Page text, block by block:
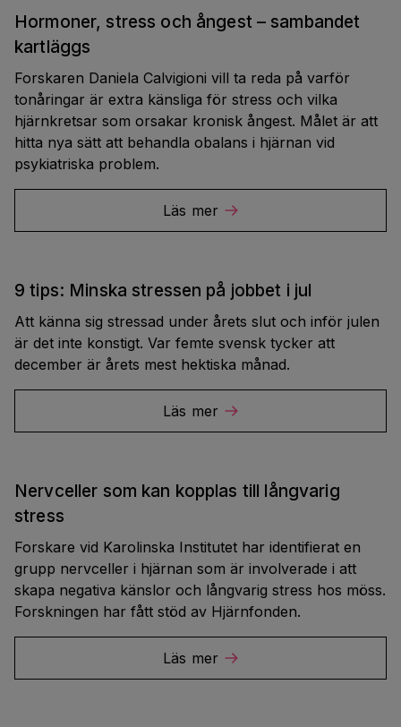
Hormoner, stress och ångest – sambandet
kartläggs
Forskaren Daniela Calvigioni vill ta reda på varför
tonåringar är extra känsliga för stress och vilka
hjärnkretsar som orsakar kronisk ångest. Målet är att
hitta nya sätt att behandla obalans i hjärnan vid
psykiatriska problem.
Läs mer
9 tips: Minska stressen på jobbet i jul
Att känna sig stressad under årets slut och inför julen
är det inte konstigt. Var femte svensk tycker att
december är årets mest hektiska månad.
Läs mer
Nervceller som kan kopplas till långvarig
stress
Forskare vid Karolinska Institutet har identifierat en
grupp nervceller i hjärnan som är involverade i att
skapa negativa känslor och långvarig stress hos möss.
Forskningen har fått stöd av Hjärnfonden.
Läs mer